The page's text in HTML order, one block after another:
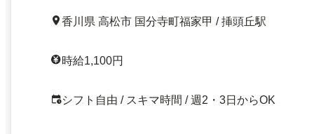
香川県 高松市 国分寺町福家甲 / 挿頭丘駅
時給1,100円
シフト自由 / スキマ時間 / 週2・3日からOK